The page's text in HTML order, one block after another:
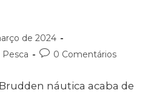
de 2024
Pesca 0 Comentários
náutica acaba de